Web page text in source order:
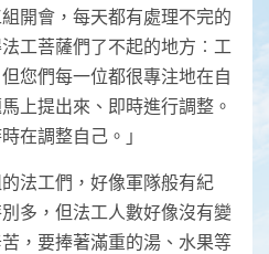
開會，每天都有處理不完的
工菩薩們了不起的地方︰工
您們每一位都很專注地在自
上提出來、即時進行調整。
在調整自己。」
法工們，好像軍隊般有紀
多，但法工人數好像沒有變
，要捧著滿重的湯、水果等